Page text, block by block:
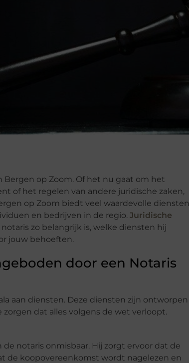
op Zoom. Of het nu gaat om het
of het regelen van andere juridische zaken,
op Zoom biedt veel waardevolle diensten
en bedrijven in de regio. Juridische
zo belangrijk is, welke diensten hij
jouw behoeften.
door een Notaris
aan diensten. Deze diensten zijn ontworpen
dat alles volgens de wet verloopt.
notaris onmisbaar. Hij zorgt ervoor dat de
de koopovereenkomst wordt nagelezen en